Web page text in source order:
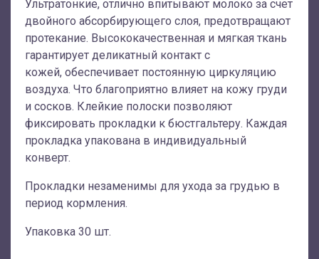
Ультратонкие, отлично впитывают молоко за счет
двойного абсорбирующего слоя, предотвращают
протекание. Высококачественная и мягкая ткань
гарантирует деликатный контакт с
кожей, обеспечивает постоянную циркуляцию
воздуха. Что благоприятно влияет на кожу груди
и сосков. Клейкие полоски позволяют
фиксировать прокладки к бюстгальтеру. Каждая
прокладка упакована в индивидуальный
конверт.
Прокладки незаменимы для ухода за грудью в
период кормления.
Упаковка 30 шт.